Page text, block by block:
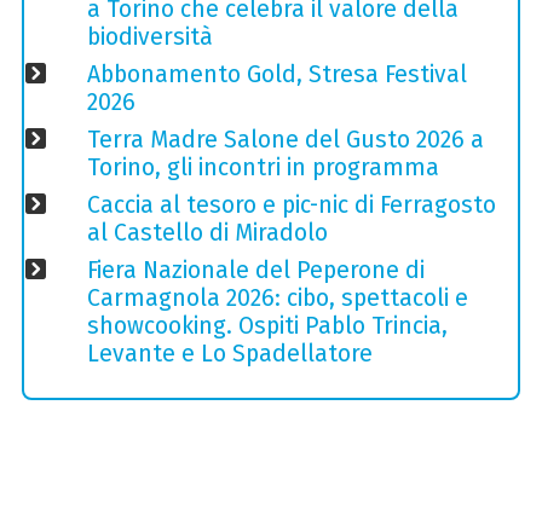
a Torino che celebra il valore della
biodiversità
Abbonamento Gold, Stresa Festival
2026
Terra Madre Salone del Gusto 2026 a
Torino, gli incontri in programma
Caccia al tesoro e pic-nic di Ferragosto
al Castello di Miradolo
Fiera Nazionale del Peperone di
Carmagnola 2026: cibo, spettacoli e
showcooking. Ospiti Pablo Trincia,
Levante e Lo Spadellatore